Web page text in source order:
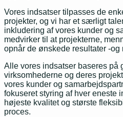
Vores indsatser tilpasses de
projekter, og vi har et særligt
inkludering af vores kunder og
medvirker til at projekterne,
opnår de ønskede resultater -og
Alle vores indsatser baseres på
virksomhederne og deres
vores kunder og
fokuseret styring af hver eneste
højeste kvalitet og største
proces.